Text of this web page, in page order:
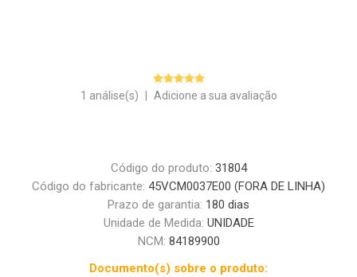
1 análise(s) Adicione a sua avaliação
Código do produto: 31804
Código do fabricante: 45VCM0037E00 (FORA DE LINHA)
Prazo de garantia: 180 dias
Unidade de Medida: UNIDADE
NCM: 84189900
Documento(s) sobre o produto: